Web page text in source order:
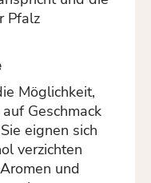
Pfalz
Möglichkeit,
Geschmack
eignen sich
verzichten
und